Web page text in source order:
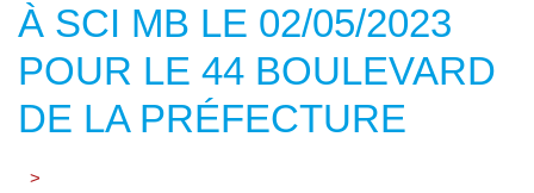
À SCI MB LE 02/05/2023
POUR LE 44 BOULEVARD
DE LA PRÉFECTURE
>